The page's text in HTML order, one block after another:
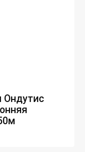
Ондутис